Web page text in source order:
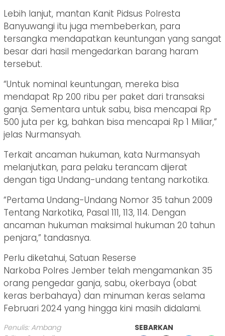
Lebih lanjut, mantan Kanit Pidsus Polresta
Banyuwangi itu juga membeberkan, para
tersangka mendapatkan keuntungan yang sangat
besar dari hasil mengedarkan barang haram
tersebut.
“Untuk nominal keuntungan, mereka bisa
mendapat Rp 200 ribu per paket dari transaksi
ganja. Sementara untuk sabu, bisa mencapai Rp
500 juta per kg, bahkan bisa mencapai Rp 1 Miliar,”
jelas Nurmansyah.
Terkait ancaman hukuman, kata Nurmansyah
melanjutkan, para pelaku terancam dijerat
dengan tiga Undang-undang tentang narkotika.
“Pertama Undang-Undang Nomor 35 tahun 2009
Tentang Narkotika, Pasal 111, 113, 114. Dengan
ancaman hukuman maksimal hukuman 20 tahun
penjara,” tandasnya.
Perlu diketahui, Satuan Reserse
Narkoba Polres Jember telah mengamankan 35
orang pengedar ganja, sabu, okerbaya (obat
keras berbahaya) dan minuman keras selama
Februari 2024 yang hingga kini masih didalami.
Penulis: Ambang
SEBARKAN